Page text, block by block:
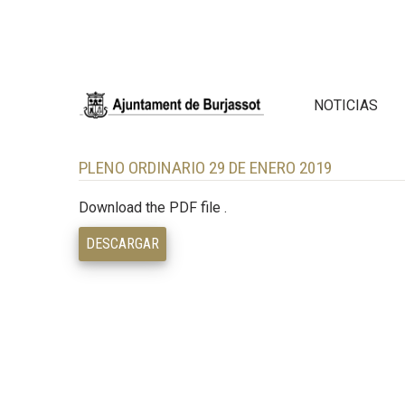
NOTICIAS
PLENO ORDINARIO 29 DE ENERO 2019
Download the PDF file .
DESCARGAR